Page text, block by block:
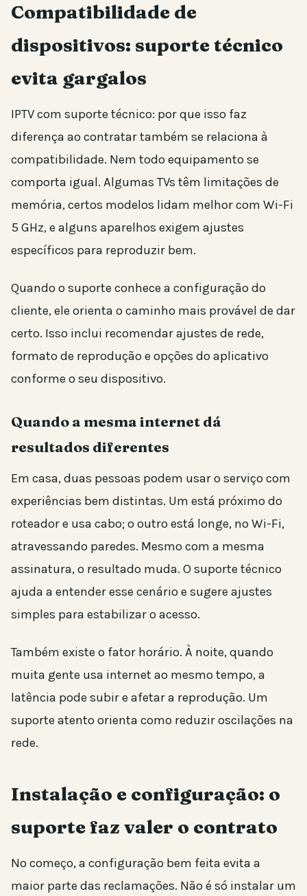
Compatibilidade de
dispositivos: suporte técnico
evita gargalos
IPTV com suporte técnico: por que isso faz
diferença ao contratar também se relaciona à
compatibilidade. Nem todo equipamento se
comporta igual. Algumas TVs têm limitações de
memória, certos modelos lidam melhor com Wi-Fi
5 GHz, e alguns aparelhos exigem ajustes
específicos para reproduzir bem.
Quando o suporte conhece a configuração do
cliente, ele orienta o caminho mais provável de dar
certo. Isso inclui recomendar ajustes de rede,
formato de reprodução e opções do aplicativo
conforme o seu dispositivo.
Quando a mesma internet dá
resultados diferentes
Em casa, duas pessoas podem usar o serviço com
experiências bem distintas. Um está próximo do
roteador e usa cabo; o outro está longe, no Wi-Fi,
atravessando paredes. Mesmo com a mesma
assinatura, o resultado muda. O suporte técnico
ajuda a entender esse cenário e sugere ajustes
simples para estabilizar o acesso.
Também existe o fator horário. À noite, quando
muita gente usa internet ao mesmo tempo, a
latência pode subir e afetar a reprodução. Um
suporte atento orienta como reduzir oscilações na
rede.
Instalação e configuração: o
suporte faz valer o contrato
No começo, a configuração bem feita evita a
maior parte das reclamações. Não é só instalar um